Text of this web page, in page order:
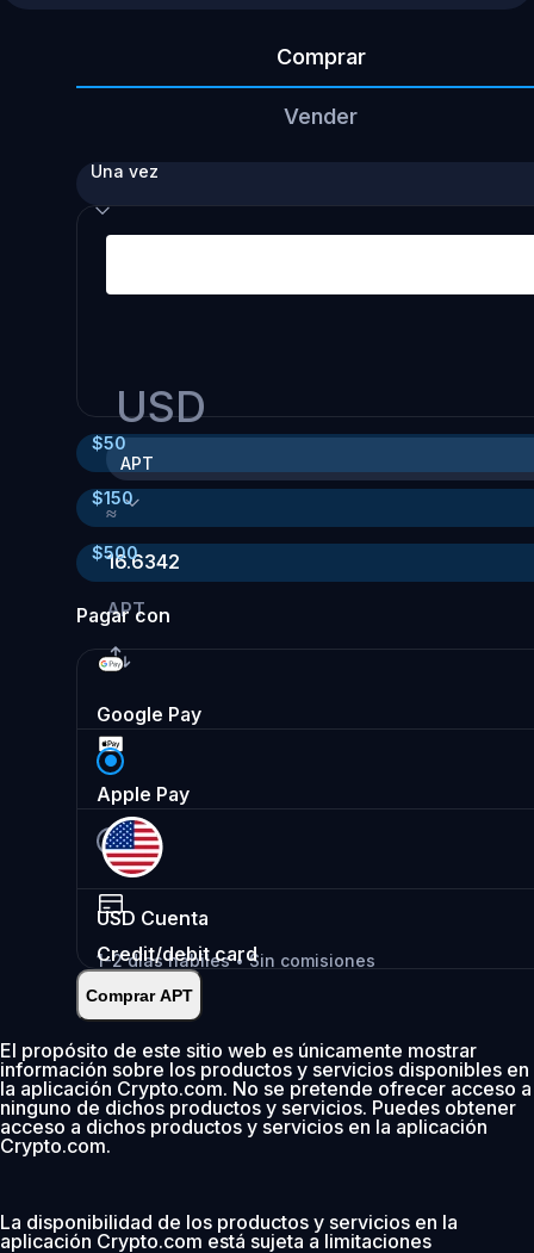
Comprar
Vender
Una vez
USD
APT
≈
16.6342
APT
$50
$150
$500
Pagar con
Google Pay
Apple Pay
USD Cuenta
1-2 días hábiles • Sin comisiones
Depositar
Credit/debit card
Instantáneo
0 % de comisión los primeros 30 días
Añadir
Comprar APT
El propósito de este sitio web es únicamente mostrar
información sobre los productos y servicios disponibles en
la aplicación Crypto.com. No se pretende ofrecer acceso a
ninguno de dichos productos y servicios. Puedes obtener
acceso a dichos productos y servicios en la aplicación
Crypto.com.
La disponibilidad de los productos y servicios en la
aplicación Crypto.com está sujeta a limitaciones